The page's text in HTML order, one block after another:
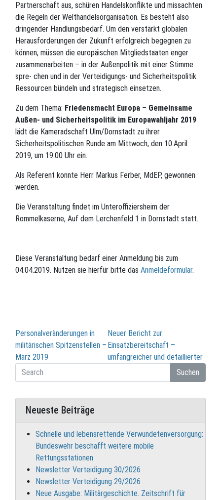
Partnerschaft aus, schüren Handelskonflikte und missachten
die Regeln der Welthandelsorganisation. Es besteht also
dringender Handlungsbedarf. Um den verstärkt globalen
Herausforderungen der Zukunft erfolgreich begegnen zu
können, müssen die europäischen Mitgliedstaaten enger
zusammenarbeiten – in der Außenpolitik mit einer Stimme
spre- chen und in der Verteidigungs- und Sicherheitspolitik
Ressourcen bündeln und strategisch einsetzen.
Zu dem Thema: Friedensmacht Europa – Gemeinsame
Außen- und Sicherheitspolitik im Europawahljahr 2019
lädt die Kameradschaft Ulm/Dornstadt zu ihrer
Sicherheitspolitischen Runde am Mittwoch, den 10.April
2019, um 19:00 Uhr ein.
Als Referent konnte Herr Markus Ferber, MdEP, gewonnen
werden.
Die Veranstaltung findet im Unteroffiziersheim der
Rommelkaserne, Auf dem Lerchenfeld 1 in Dornstadt statt.
Diese Veranstaltung bedarf einer Anmeldung bis zum
04.04.2019. Nutzen sie hierfür bitte das Anmeldeformular.
Beitragsnavigation
Personalveränderungen in
militärischen Spitzenstellen –
März 2019
Neuer Bericht zur
Einsatzbereitschaft –
umfangreicher und detaillierter
Suchen
Neueste Beiträge
Schnelle und lebensrettende Verwundetenversorgung:
Bundeswehr beschafft weitere mobile
Rettungsstationen
Newsletter Verteidigung 30/2026
Newsletter Verteidigung 29/2026
Neue Ausgabe: Militärgeschichte. Zeitschrift für